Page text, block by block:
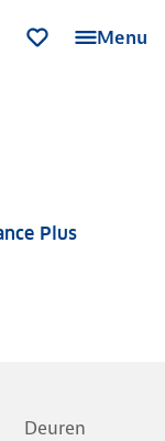
Menu
Plus
Deuren